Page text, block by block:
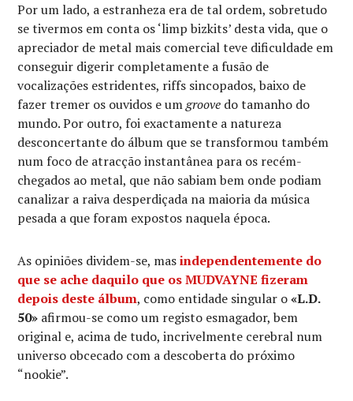
Por um lado, a estranheza era de tal ordem, sobretudo
se tivermos em conta os ‘limp bizkits’ desta vida, que o
apreciador de metal mais comercial teve dificuldade em
conseguir digerir completamente a fusão de
vocalizações estridentes, riffs sincopados, baixo de
fazer tremer os ouvidos e umgroove do tamanho do
mundo. Por outro, foi exactamente a natureza
desconcertante do álbum que se transformou também
num foco de atracção instantânea para os recém-
chegados ao metal, que não sabiam bem onde podiam
canalizar a raiva desperdiçada na maioria da música
pesada a que foram expostos naquela época.
As opiniões dividem-se, masindependentemente do
que se ache daquilo que osMUDVAYNE fizeram
depois deste álbum, como entidade singular o«L.D.
50» afirmou-se como um registo esmagador, bem
original e, acima de tudo, incrivelmente cerebral num
universo obcecado com a descoberta do próximo
“nookie”.